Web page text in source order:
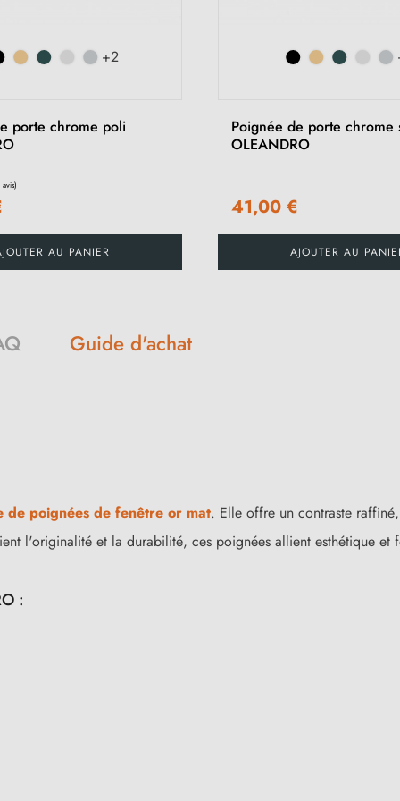
+2
porte chrome poli
AU PANIER
Poignée de porte chrome
OLEANDRO
41,00 €
AJOUTER AU
Guide d'achat
de poignées de fenêtre or mat. Elle offre un contraste
l'originalité et la durabilité, ces poignées allient esthétique et
: